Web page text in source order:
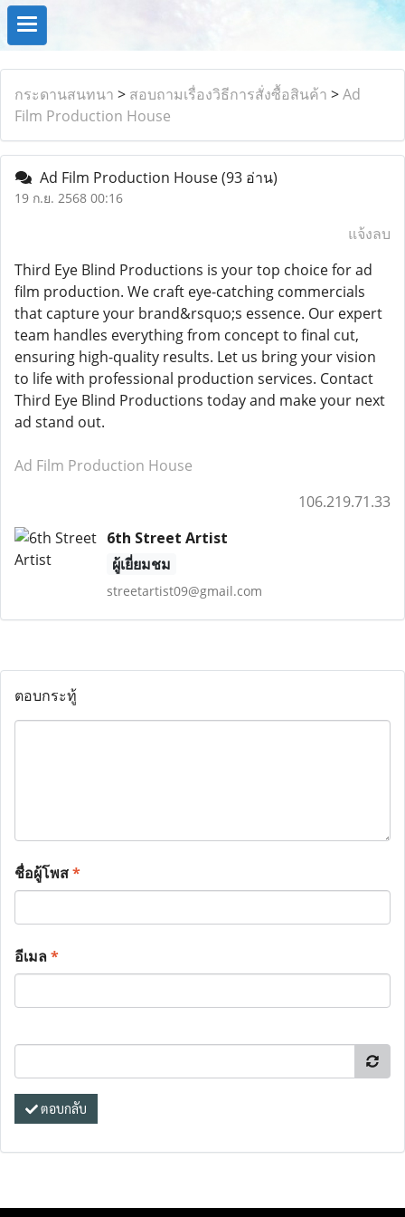
กระดานสนทนา > สอบถามเรื่องวิธีการสั่งซื้อสินค้า >Ad
Film Production House
Ad Film Production House(93 อ่าน)
19 ก.ย. 2568 00:16
แจ้งลบ
Third Eye Blind Productions is your top choice for ad
film production. We craft eye-catching commercials
that capture your brand&rsquo;s essence. Our expert
team handles everything from concept to final cut,
ensuring high-quality results. Let us bring your vision
to life with professional production services. Contact
Third Eye Blind Productions today and make your next
ad stand out.
Ad Film Production House
106.219.71.33
6th Street Artist
ผู้เยี่ยมชม
streetartist09@gmail.com
ตอบกระทู้
ชื่อผู้โพส*
อีเมล*
ตอบกลับ